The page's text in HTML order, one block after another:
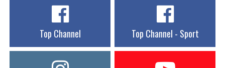
Top Channel Top Channel - Sport